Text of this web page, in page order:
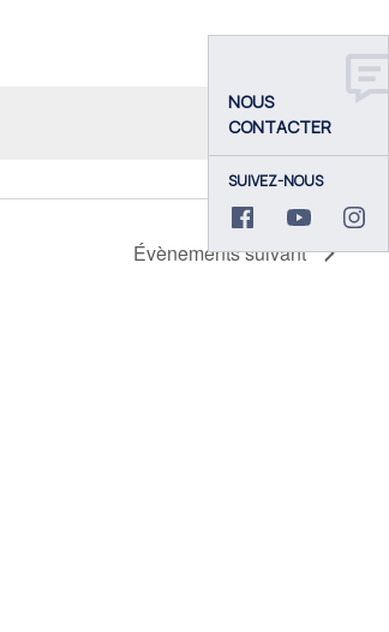
Évènementssuivant
NOUS
CONTACTER
SUIVEZ-NOUS